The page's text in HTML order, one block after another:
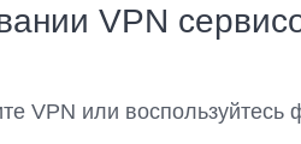
VPN
VPN или